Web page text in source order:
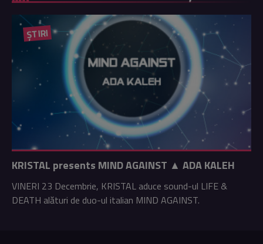
ȘTIRI
KRISTAL presents MIND AGAINST ▲ ADA KALEH
VINERI 23 Decembrie, KRISTAL aduce sound-ul LIFE &
DEATH alături de duo-ul italian MIND AGAINST.